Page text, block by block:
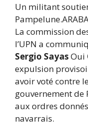
Un militant
Pampelune.
La commission
l’UPN a
Sergio SayasOui
expulsion
avoir voté contre
gouvernement de
aux ordres
navarrais.